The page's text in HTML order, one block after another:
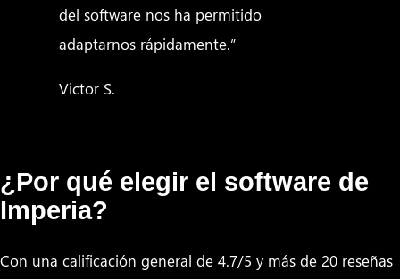
del software nos ha permitido
adaptarnos rápidamente.”
Victor S.
¿Por qué elegir el software de
Imperia?
Con una calificación general de 4.7/5 y más de 20 reseñas